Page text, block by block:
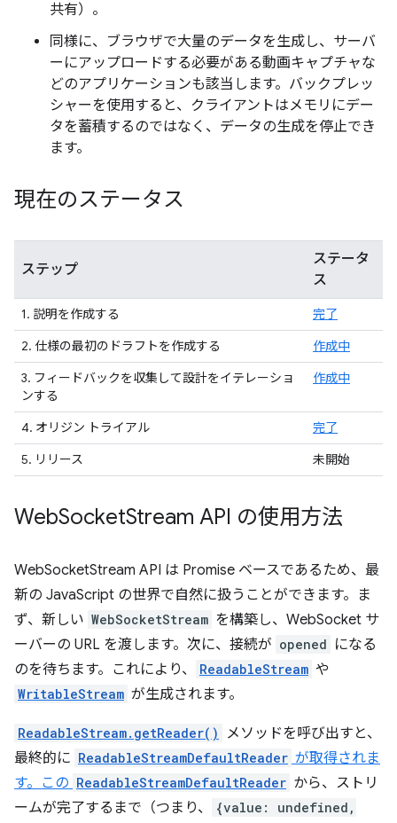
共有）。
同様に、ブラウザで大量のデータを生成し、サーバ
ーにアップロードする必要がある動画キャプチャな
どのアプリケーションも該当します。バックプレッ
シャーを使用すると、クライアントはメモリにデー
タを蓄積するのではなく、データの生成を停止でき
ます。
現在のステータス
ステップ
ステータ
ス
1. 説明を作成する
完了
2. 仕様の最初のドラフトを作成する
作成中
3. フィードバックを収集して設計をイテレーショ
ンする
作成中
4. オリジン トライアル
完了
5. リリース
未開始
WebSocketStream API の使用方法
WebSocketStream API は Promise ベースであるため、最
新の JavaScript の世界で自然に扱うことができます。ま
ず、新しい WebSocketStream を構築し、WebSocket サ
ーバーの URL を渡します。次に、接続が opened になる
のを待ちます。これにより、
ReadableStream や
WritableStream が生成されます。
ReadableStream.getReader()
メソッドを呼び出すと、
最終的に ReadableStreamDefaultReader が取得されま
す。この ReadableStreamDefaultReader から、ストリ
ームが完了するまで（つまり、
{value: undefined,